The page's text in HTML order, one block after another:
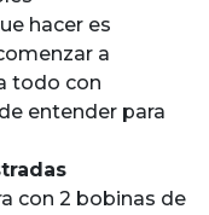
hacer es
a
todo con
entender para
con 2 bobinas de